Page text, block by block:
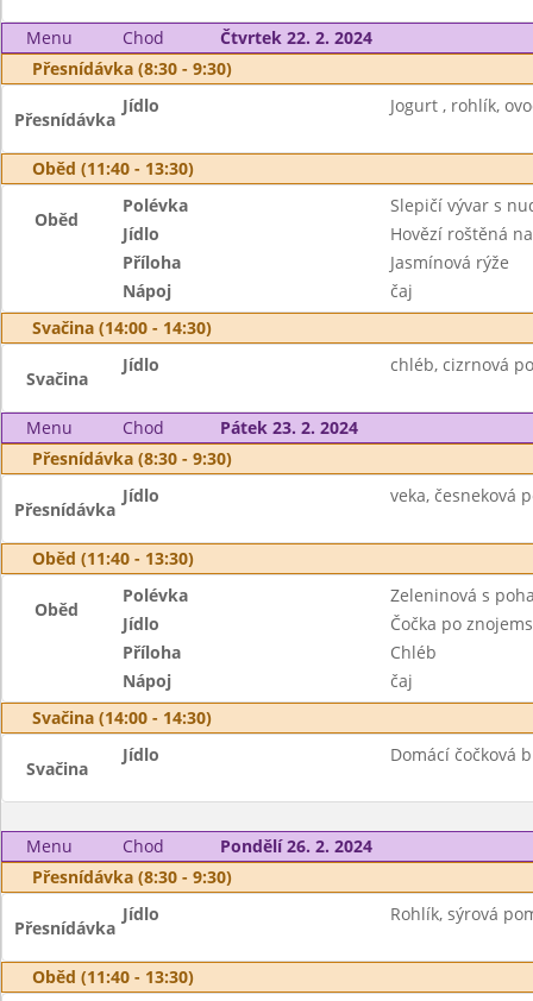
Menu Chod
Čtvrtek 22. 2. 2024
Přesnídávka (8:30 - 9:30)
Přesnídávka
Jídlo Jogurt , rohlík,
Oběd (11:40 - 13:30)
Oběd
Polévka
Slepičí vývar s
Jídlo
Hovězí roštěná
Příloha
Jasmínová rýže
Nápoj
čaj
Svačina (14:00 - 14:30)
Svačina
Jídlo chléb, cizrnová
Menu Chod
Pátek 23. 2. 2024
Přesnídávka (8:30 - 9:30)
Přesnídávka
Jídlo veka, česneková
Oběd (11:40 - 13:30)
Oběd
Polévka
Zeleninová s
Jídlo
Čočka po
Příloha
Chléb
Nápoj
čaj
Svačina (14:00 - 14:30)
Svačina
Jídlo Domácí čočková
Menu Chod
Pondělí 26. 2. 2024
Přesnídávka (8:30 - 9:30)
Přesnídávka
Jídlo Rohlík, sýrová
Oběd (11:40 - 13:30)